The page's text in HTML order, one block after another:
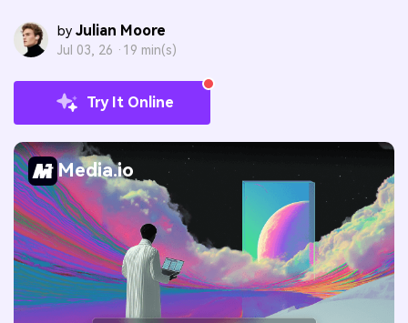
by Julian Moore
Jul 03, 26 · 19 min(s)
Try It Online
Media.io